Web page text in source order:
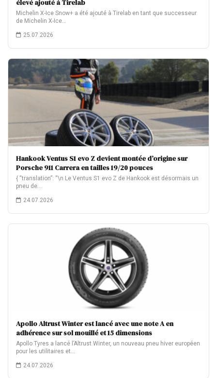
élevé ajouté à Tirelab
Michelin X-Ice Snow+ a été ajouté à Tirelab en tant que successeur
de Michelin X-Ice…
25.07.2026
Hankook Ventus S1 evo Z devient montée d’origine sur
Porsche 911 Carrera en tailles 19/20 pouces
{ “translation”: “\n Le Ventus S1 evo Z de Hankook est désormais un
pneu de…
24.07.2026
Apollo Altrust Winter est lancé avec une note A en
adhérence sur sol mouillé et 15 dimensions
Apollo Tyres a lancé l’Altrust Winter, un nouveau pneu hiver européen
pour les utilitaires et…
24.07.2026